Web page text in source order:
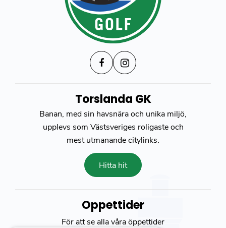
Torslanda GK
Banan, med sin havsnära och unika miljö,
upplevs som Västsveriges roligaste och
mest utmanande citylinks.
Hitta hit
Öppettider
För att se alla våra öppettider